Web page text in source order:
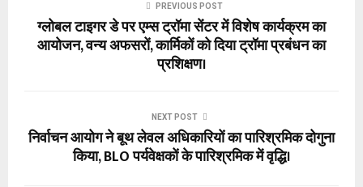
PREVIOUS POST
ग्लोबल टाइगर डे पर एम्स ट्रॉमा सेंटर में विशेष कार्यक्रम का
आयोजन, वन्य अफसरों, कार्मिकों को दिया ट्रॉमा प्रबंधन का
प्रशिक्षण।
NEXT POST
निर्वाचन आयोग ने बूथ लेवल अधिकारियों का पारिश्रमिक दोगुना
किया, BLO पर्यवेक्षकों के पारिश्रमिक में वृद्धि।